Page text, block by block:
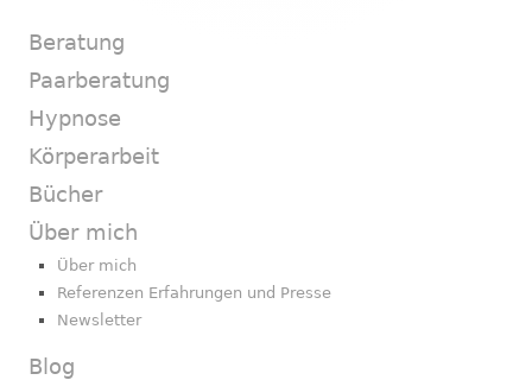
Beratung
Paarberatung
Hypnose
Körperarbeit
Bücher
Über mich
Über mich
Referenzen Erfahrungen und Presse
Newsletter
Blog